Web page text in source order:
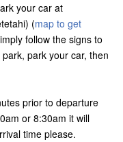
your car at
(map to get
follow the signs to
park your car, then
prior to departure
or 8:30am it will
time please.